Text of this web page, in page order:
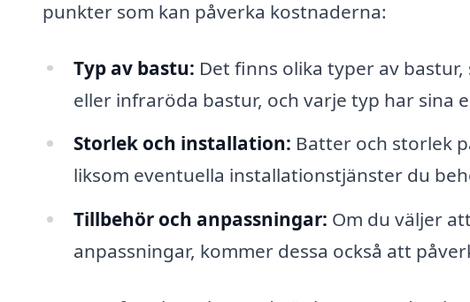
punkter som kan påverka kostnaderna:
Typ av bastu: Det finns olika typer av
eller infraröda bastur, och varje typ har sina
Storlek och installation: Batter och storlek
liksom eventuella installationstjänster du
Tillbehör och anpassningar: Om du väljer
anpassningar, kommer dessa också att